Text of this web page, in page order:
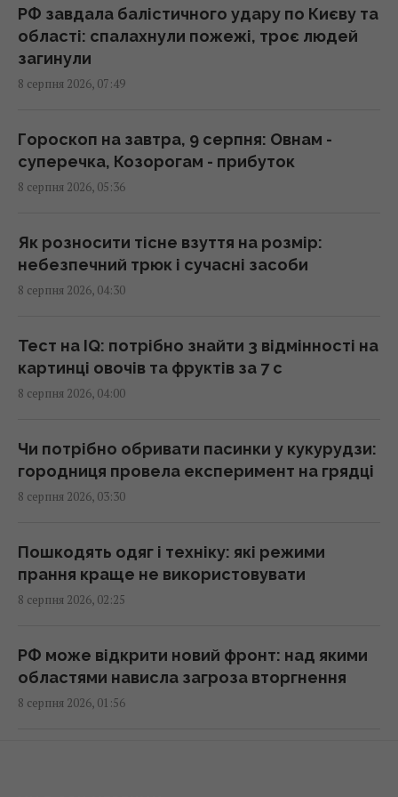
Козерогам – зустріч з рідними
08:10 субота, 08 серпня 2026
Росіяни вчергове атакували Київ: виникли
08:09 субота, 08 серпня 2026
Чи можна їсти огризок яблука: що
07:55 субота, 08 серпня 2026
РФ повністю знищила житловий будинок на
дитина
07:36 субота, 08 серпня 2026
показало, в якій ягоді більше поживних
речовин
07:31 субота, 08 серпня 2026
Три Спаси, Успіння та Усікновення:
православний календар на серпень 2026
07:30 субота, 08 серпня 2026
Магнітна буря охопить Землю: свіжий
прогноз на 3 дні (графік)
07:10 субота, 08 серпня 2026
РФ завдала балістичного удару по Києву та
області: спалахнули пожежі, троє людей
загинули
8 серпня 2026, 07:49
Гороскоп на завтра, 9 серпня: Овнам -
суперечка, Козорогам - прибуток
8 серпня 2026, 05:36
Як розносити тісне взуття на розмір:
небезпечний трюк і сучасні засоби
8 серпня 2026, 04:30
Тест на IQ: потрібно знайти 3 відмінності на
картинці овочів та фруктів за 7 с
8 серпня 2026, 04:00
Чи потрібно обривати пасинки у кукурудзи:
городниця провела експеримент на грядці
8 серпня 2026, 03:30
Пошкодять одяг і техніку: які режими
прання краще не використовувати
8 серпня 2026, 02:25
РФ може відкрити новий фронт: над якими
областями нависла загроза вторгнення
8 серпня 2026, 01:56